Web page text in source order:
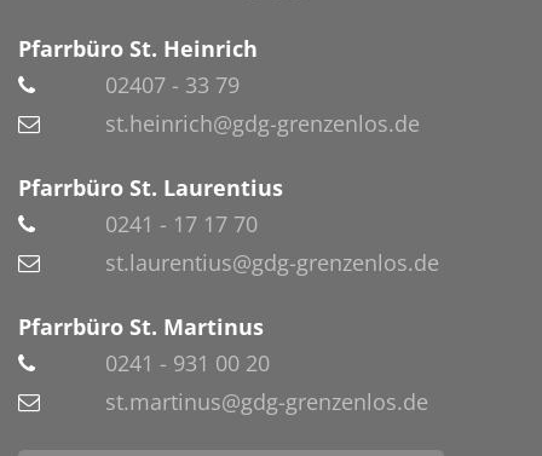
Pfarrbüro St. Heinrich
02407 - 33 79
st.heinrich@gdg-grenzenlos.de
Pfarrbüro St. Laurentius
0241 - 17 17 70
st.laurentius@gdg-grenzenlos.de
Pfarrbüro St. Martinus
0241 - 931 00 20
st.martinus@gdg-grenzenlos.de